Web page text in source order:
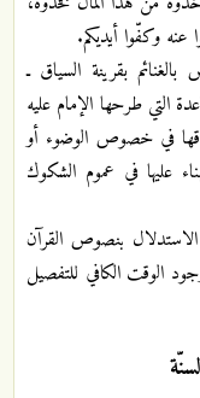
عنه وكفّوا أيديكم.
بقرينة السياق ـ
التي طرحها الإمام عليه
في خصوص الوضوء أو
عليها في عموم الشكوك
بنصوص القرآن
الوقت الكافي للتفصيل